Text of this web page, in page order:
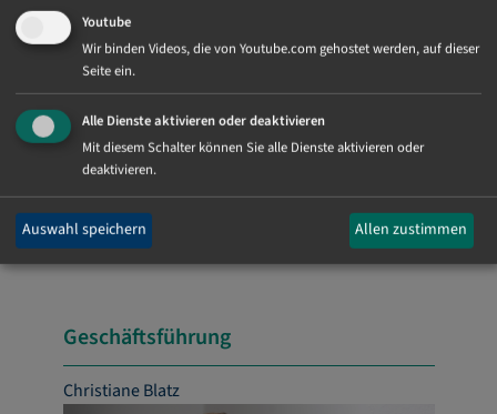
Youtube
Wir binden Videos, die von Youtube.com gehostet werden, auf dieser
Seite ein.
Alle Dienste aktivieren oder deaktivieren
Mit diesem Schalter können Sie alle Dienste aktivieren oder
deaktivieren.
Auswahl speichern Allen zustimmen
jederzeit genießen. Zusätzlich befinden sich in
unserem Portfolio Apps von Kniffel, Mensch
Darüber hinaus veröffentlichten wir Kinder-Skills
im Alexa-Universum von Amazon - der Skill -
und viele mehr...
Geschäftsführung
Christiane Blatz